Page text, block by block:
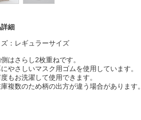
細
：レギュラーサイズ
はさらし2枚重ねです。
やさしいマスク用ゴムを使用しています。
もお洗濯して使用できます。
複数のため柄の出方が違う場合があります。